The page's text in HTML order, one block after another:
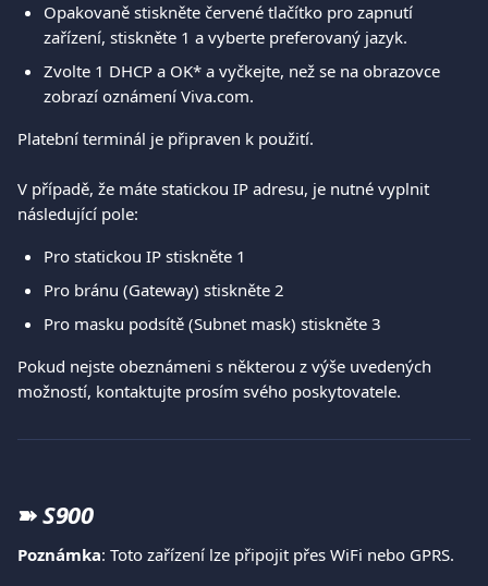
Opakovaně stiskněte červené tlačítko pro zapnutí
zařízení, stiskněte 1 a vyberte preferovaný jazyk.
Zvolte 1 DHCP a OK* a vyčkejte, než se na obrazovce
zobrazí oznámení Viva.com.
Platební terminál je připraven k použití.
V případě, že máte statickou IP adresu, je nutné vyplnit
následující pole:
Pro statickou IP stiskněte 1
Pro bránu (Gateway) stiskněte 2
Pro masku podsítě (Subnet mask) stiskněte 3
Pokud nejste obeznámeni s některou z výše uvedených
možností, kontaktujte prosím svého poskytovatele.
➽S900
Poznámka: Toto zařízení lze připojit přes WiFi nebo GPRS.